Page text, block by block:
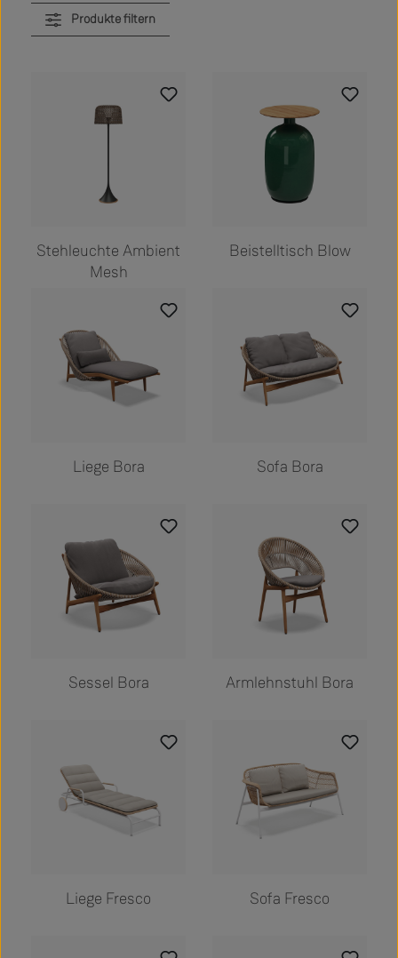
Produkte filtern
Stehleuchte Ambient
Mesh
Beistelltisch Blow
Liege Bora Sofa Bora
Sessel Bora Armlehnstuhl Bora
Liege Fresco Sofa Fresco